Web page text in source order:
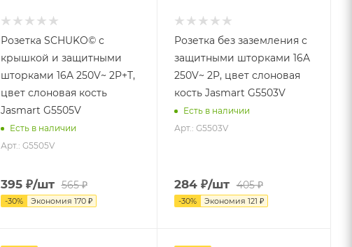
Розетка SCHUKO© с
крышкой и защитными
шторками 16A 250V~ 2P+T,
цвет слоновая кость
Jasmart G5505V
Есть в наличии
Арт.: G5505V
395₽/шт 565₽
-30% Экономия 170₽
Розетка без заземления с
защитными шторками 16A
250V~ 2P, цвет слоновая
кость Jasmart G5503V
Есть в наличии
Арт.: G5503V
284₽/шт 405₽
-30% Экономия 121 ₽